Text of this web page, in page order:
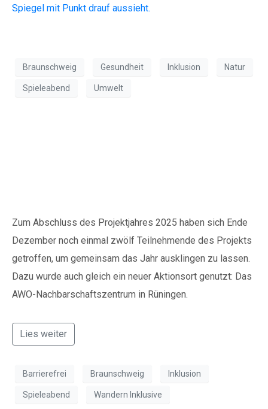
Braunschweig Gesundheit Inklusion Natur
Spieleabend Umwelt
Zum Abschluss des Projektjahres 2025 haben sich Ende
Dezember noch einmal zwölf Teilnehmende des Projekts
getroffen, um gemeinsam das Jahr ausklingen zu lassen.
Dazu wurde auch gleich ein neuer Aktionsort genutzt: Das
AWO-Nachbarschaftszentrum in Rüningen.
Lies weiter
Barrierefrei Braunschweig Inklusion
Spieleabend Wandern Inklusive